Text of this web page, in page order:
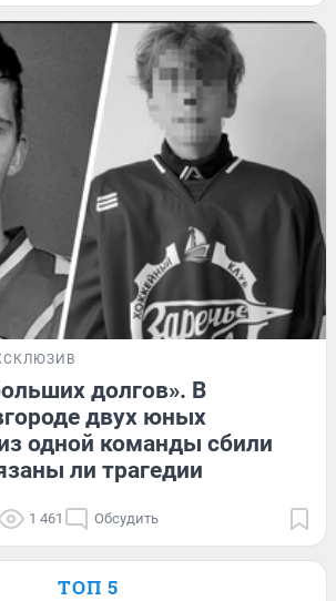
долгов». В
двух юных
одной команды сбили
ли трагедии
1 461 Обсудить
ТОП 5